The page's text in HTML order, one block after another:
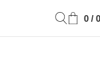
0 / 0